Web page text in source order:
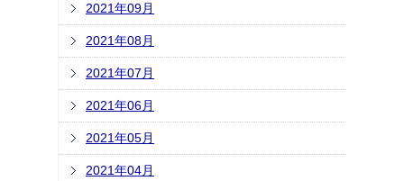
2021年09月
2021年08月
2021年07月
2021年06月
2021年05月
2021年04月